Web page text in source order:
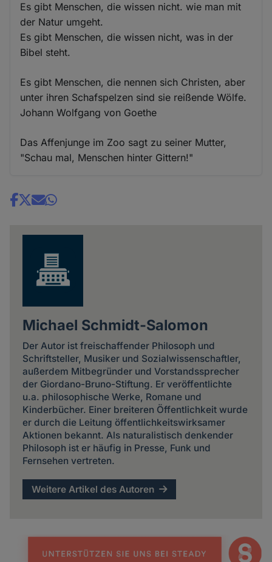
Es gibt Menschen, die wissen nicht. wie man mit
der Natur umgeht.
Es gibt Menschen, die wissen nicht, was in der
Bibel steht.
Es gibt Menschen, die nennen sich Christen, aber
unter ihren Schafspelzen sind sie reißende Wölfe.
Johann Wolfgang von Goethe
Das Affenjunge im Zoo sagt zu seiner Mutter,
"Schau mal, Menschen hinter Gittern!"
Share
Michael Schmidt-Salomon
Der Autor ist freischaffender Philosoph und
Schriftsteller, Musiker und Sozialwissenschaftler,
außerdem Mitbegründer und Vorstandssprecher
der Giordano-Bruno-Stiftung. Er veröffentlichte
u.a. philosophische Werke, Romane und
Kinderbücher. Einer breiteren Öffentlichkeit wurde
er durch die Leitung öffentlichkeitswirksamer
Aktionen bekannt. Als naturalistisch denkender
Philosoph ist er häufig in Presse, Funk und
Fernsehen vertreten.
Weitere Artikel des Autoren